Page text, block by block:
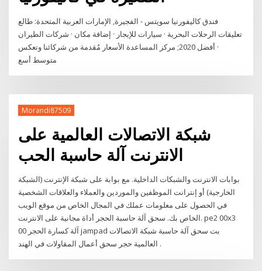
فندق كاليفورنيا سويتس - الفجيرة, الإمارات العربية المتحدة: طالع
تعليقات الرحلات البحرية · سيارات للإيجار · إضافة مكان · شركات الطيران
· أفضل 2020; مركز المساعدة الأسعار مُقدمة من شركائنا وتعكس
متوسط أسع
Morandi87509
شبكة الاتصالات العالمية على
الانترنت آلة حاسبة الحب
بوابات الانترنت والشبكات الداخلية. مع بوابة على شبكة الإنترنت (الشبكة
الخارجية) أو إنترانت الموظفين والموردين والعملاء والعلاقات الشخصية
في الحصول على معلومات عملك في المجال الخاص من موقع الويب
الخاص بك. سحق آلة حاسبة الحجر أداة مجانية على الانترنت. pe2 00x3
00 آلة كسارة الحجر jampad بت سحق آلة حاسبة شبكة الاتصالات
العالمية حجر سحق أعمال المقاولات في الهند .